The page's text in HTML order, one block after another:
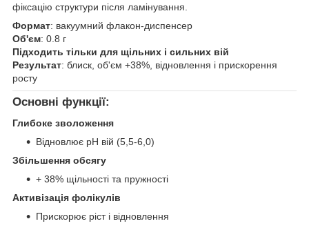
фіксацію структури після ламінування.
Формат: вакуумний флакон-диспенсер
Об'єм: 0.8 г
Підходить тільки для щільних і сильних вій
Результат: блиск, об'єм +38%, відновлення і прискорення
росту
Основні функції:
Глибоке зволоження
Відновлює pH вій (5,5-6,0)
Збільшення обсягу
+ 38% щільності та пружності
Активізація фолікулів
Прискорює ріст і відновлення